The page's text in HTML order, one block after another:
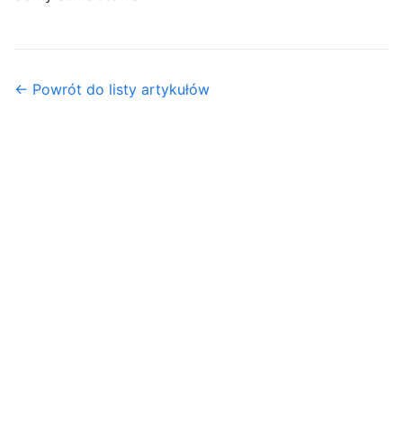
← Powrót do listy artykułów